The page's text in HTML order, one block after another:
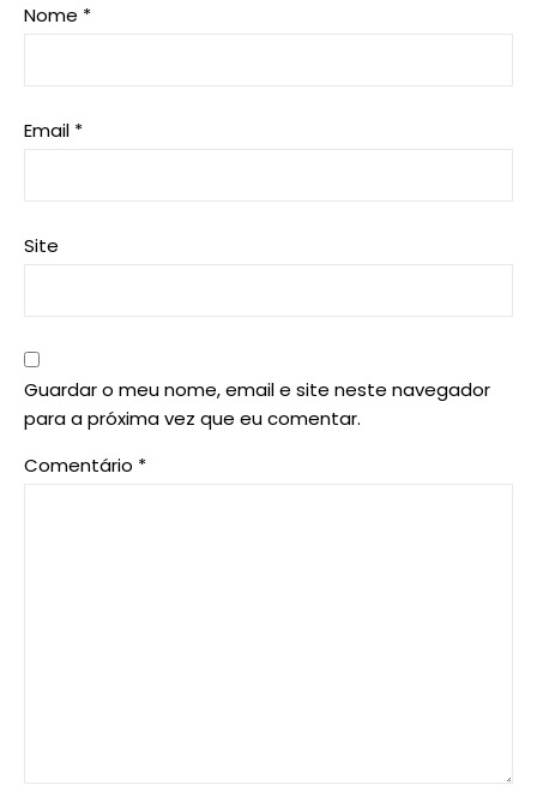
Nome *
Email *
Site
Guardar o meu nome, email e site neste navegador
para a próxima vez que eu comentar.
Comentário *